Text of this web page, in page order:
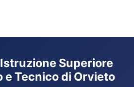
Superiore
e Tecnico di Orvieto